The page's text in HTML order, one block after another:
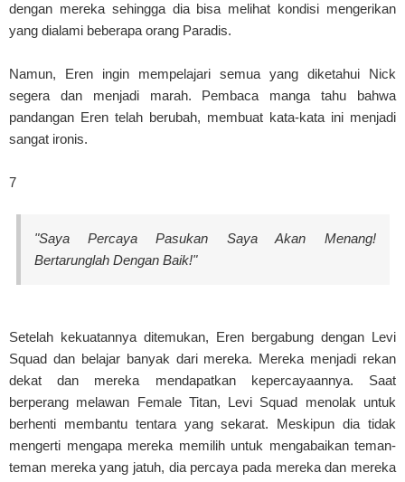
dengan mereka sehingga dia bisa melihat kondisi mengerikan
yang dialami beberapa orang Paradis.
Namun, Eren ingin mempelajari semua yang diketahui Nick
segera dan menjadi marah. Pembaca manga tahu bahwa
pandangan Eren telah berubah, membuat kata-kata ini menjadi
sangat ironis.
7
"Saya Percaya Pasukan Saya Akan Menang!
Bertarunglah Dengan Baik!"
Setelah kekuatannya ditemukan, Eren bergabung dengan Levi
Squad dan belajar banyak dari mereka. Mereka menjadi rekan
dekat dan mereka mendapatkan kepercayaannya. Saat
berperang melawan Female Titan, Levi Squad menolak untuk
berhenti membantu tentara yang sekarat. Meskipun dia tidak
mengerti mengapa mereka memilih untuk mengabaikan teman-
teman mereka yang jatuh, dia percaya pada mereka dan mereka